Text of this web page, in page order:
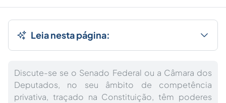
Leia nesta página:
Discute-se se o Senado Federal ou a Câmara dos
Deputados, no seu âmbito de competência
privativa, traçado na Constituição, têm poderes